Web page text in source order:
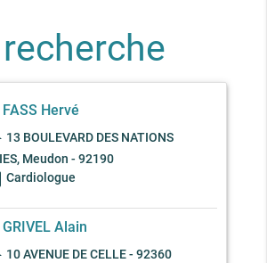
FASS Hervé
13 BOULEVARD DES NATIONS
Meudon - 92190
Cardiologue
GRIVEL Alain
10 AVENUE DE CELLE - 92360